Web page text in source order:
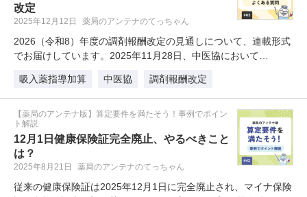
改定
2025年12月12日 薬局のアンテナのてっちゃん
2026（令和8）年度の調剤報酬改定の見通しについて、連載形式
でお届けしています。2025年11月28日、中医協において…
吸入薬指導加算 中医協 調剤報酬改定
【薬局のアンテナ版】算定要件を満たそう！事例でポイン
ト解説
12月1日健康保険証完全廃止、やるべきこと
は？
2025年8月21日 薬局のアンテナのてっちゃん
従来の健康保険証は2025年12月1日に完全廃止され、マイナ保険